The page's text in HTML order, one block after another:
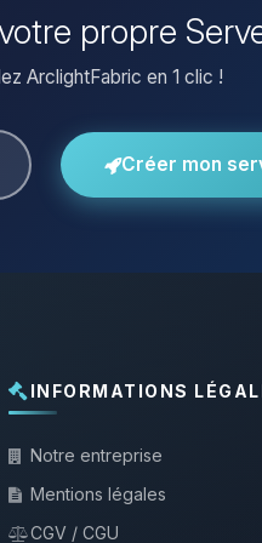
propre
ArclightFabric en 1 clic !
Créer mon
INFORMATIONS
Notre entreprise
Mentions légales
CGV / CGU